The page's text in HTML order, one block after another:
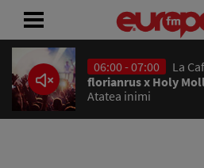
06:00 - 07:00
La
florianrus x Holy
Atatea inimi
ACASĂ
ȘTIRI